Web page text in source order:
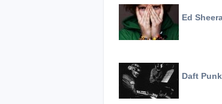
Ed
Daft Punk